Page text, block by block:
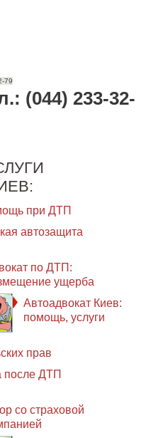
79
(044) 233-32-
при ДТП
автозащита
по ДТП:
ущерба
Автоадвокат Киев:
помощь, услуги
прав
после ДТП
со страховой